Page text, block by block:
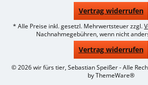
Vertrag widerrufen
* Alle Preise inkl. gesetzl. Mehrwertsteuer zzgl.
Nachnahmegebühren, wenn nicht
Vertrag widerrufen
© 2026 wir fürs tier, Sebastian Speißer - Alle
byThemeWare®